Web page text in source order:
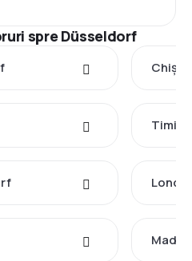
spre Düsseldorf